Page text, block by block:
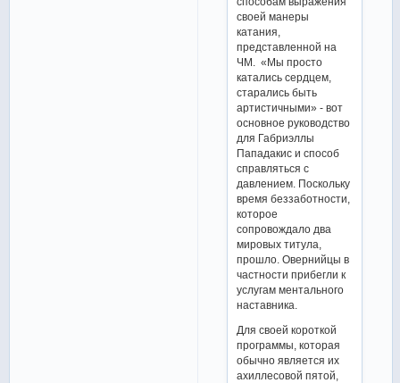
своей манеры
катания,
представленной на
ЧМ. «Мы просто
катались сердцем,
старались быть
артистичными» - вот
основное руководство
для Габриэллы
Пападакис и способ
справляться с
давлением. Поскольку
время беззаботности,
которое
сопровождало два
мировых титула,
прошло. Овернийцы в
частности прибегли к
услугам ментального
наставника.
Для своей короткой
программы, которая
обычно является их
ахиллесовой пятой,